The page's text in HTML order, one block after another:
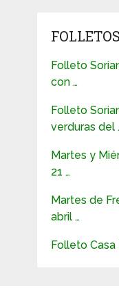
Folleto
con …
Folleto
verduras del
Martes y
21 …
Martes de
abril …
Folleto